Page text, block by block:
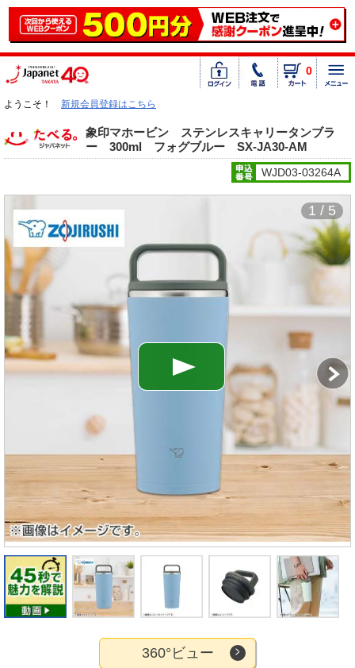
0
ようこそ！ 新規会員登録はこちら
象印マホービン ステンレスキャリータンブラ
ー 300ml フォグブルー SX-JA30-AM
WJD03-03264A
1 / 5
360°ビュー